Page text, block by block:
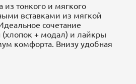
тонкого и мягкого
вставками из мягкой
сочетание
(хлопок + модал) и лайкры
комфорта. Внизу удобная